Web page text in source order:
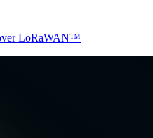
LoRaWAN™